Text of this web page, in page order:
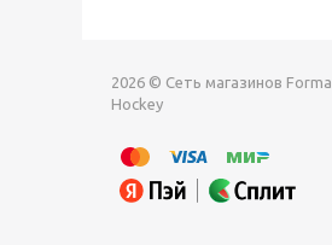
2026 © Сеть магазинов Forma
Hockey